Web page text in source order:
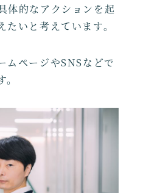
体的なアクションを起
いと考えています。
ムページやSNSなどで